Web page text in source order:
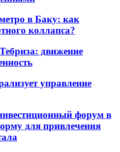
в Баку: как
коллапса?
движение
управление
форум в
для привлечения